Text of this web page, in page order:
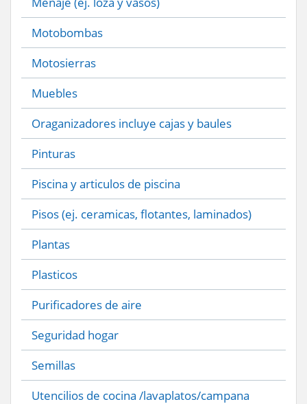
Motobombas
Motosierras
Muebles
Oraganizadores incluye cajas y baules
Pinturas
Piscina y articulos de piscina
Pisos (ej. ceramicas, flotantes, laminados)
Plantas
Plasticos
Purificadores de aire
Seguridad hogar
Semillas
Utencilios de cocina /lavaplatos/campana